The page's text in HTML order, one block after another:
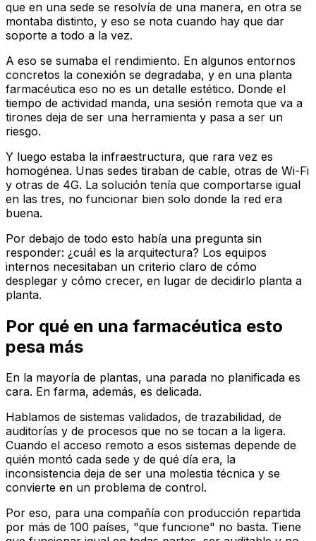
que en una sede se resolvía de una manera, en otra se
montaba distinto, y eso se nota cuando hay que dar
soporte a todo a la vez.
A eso se sumaba el rendimiento. En algunos entornos
concretos la conexión se degradaba, y en una planta
farmacéutica eso no es un detalle estético. Donde el
tiempo de actividad manda, una sesión remota que va a
tirones deja de ser una herramienta y pasa a ser un
riesgo.
Y luego estaba la infraestructura, que rara vez es
homogénea. Unas sedes tiraban de cable, otras de Wi-Fi
y otras de 4G. La solución tenía que comportarse igual
en las tres, no funcionar bien solo donde la red era
buena.
Por debajo de todo esto había una pregunta sin
responder: ¿cuál es la arquitectura? Los equipos
internos necesitaban un criterio claro de cómo
desplegar y cómo crecer, en lugar de decidirlo planta a
planta.
Por qué en una farmacéutica esto
pesa más
En la mayoría de plantas, una parada no planificada es
cara. En farma, además, es delicada.
Hablamos de sistemas validados, de trazabilidad, de
auditorías y de procesos que no se tocan a la ligera.
Cuando el acceso remoto a esos sistemas depende de
quién montó cada sede y de qué día era, la
inconsistencia deja de ser una molestia técnica y se
convierte en un problema de control.
Por eso, para una compañía con producción repartida
por más de 100 países, "que funcione" no basta. Tiene